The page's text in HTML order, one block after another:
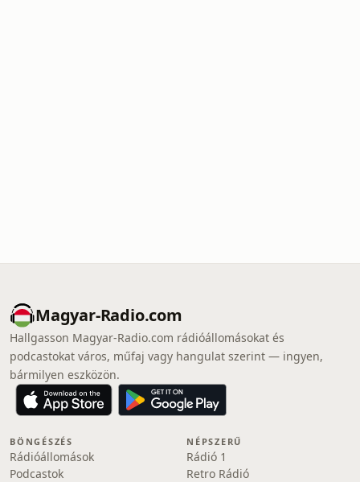
Magyar-Radio.com
Hallgasson Magyar-Radio.com rádióállomásokat és
podcastokat város, műfaj vagy hangulat szerint — ingyen,
bármilyen eszközön.
BÖNGÉSZÉS
Rádióállomások
Podcastok
NÉPSZERŰ
Rádió 1
Retro Rádió